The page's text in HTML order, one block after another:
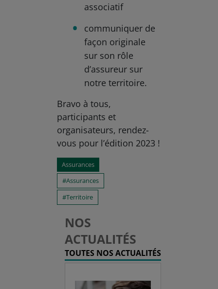
associatif
communiquer de
façon originale
sur son rôle
d’assureur sur
notre territoire.
Bravo à tous,
participants et
organisateurs, rendez-
vous pour l’édition 2023 !
Assurances
Assurances
Territoire
NOS
ACTUALITÉS
TOUTES NOS ACTUALITÉS